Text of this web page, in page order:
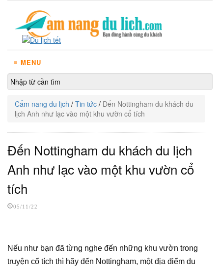
≡ MENU
Cẩm nang du lịch / Tin tức / Đến Nottingham du khách du
lịch Anh như lạc vào một khu vườn cổ tích
Đến Nottingham du khách du lịch
Anh như lạc vào một khu vườn cổ
tích
05/11/22
Nếu như bạn đã từng nghe đến những khu vườn trong
truyện cổ tích thì hãy đến Nottingham, một địa điểm du